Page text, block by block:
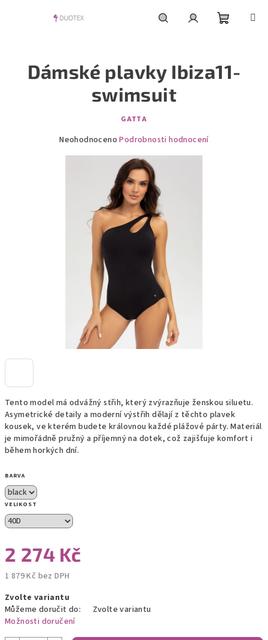
košík
Tento model má odvážný střih, který zvýrazňuje ženskou siluetu.
Asymetrické detaily a moderní výstřih dělají z těchto plavek
kousek, ve kterém budete královnou každé plážové párty. Materiál
je mimořádně pružný a příjemný na dotek, což zajišťuje komfort i
během horkých dní.
BARVA
VELIKOST
2 274 Kč
1 879 Kč bez DPH
cena:
Zvolte variantu
Můžeme doručit do:
Zvolte variantu
Možnosti doručení
Dámské plavky Ibiza11-
swimsuit
GATTA
Průměrné
hvězdiček.
Neohodnoceno Podrobnosti hodnocení